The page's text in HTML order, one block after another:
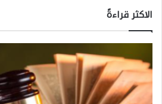
الاكثر قراءةً